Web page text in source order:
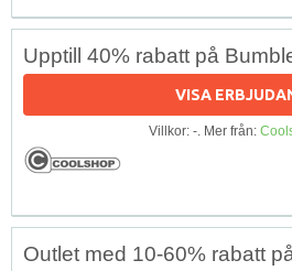
Upptill 40% rabatt på
VISA
Villkor: -. Mer från:
Outlet med 10-60% rabatt